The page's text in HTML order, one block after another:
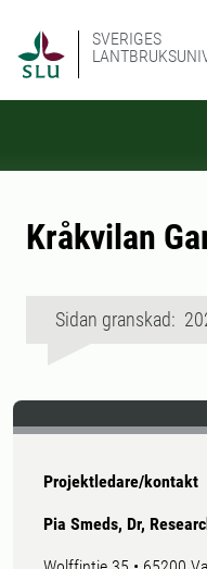
SVERIGES
Kråkvilan
Sidan granskad:
Projektledare/kontakt
Pia Smeds, Dr,